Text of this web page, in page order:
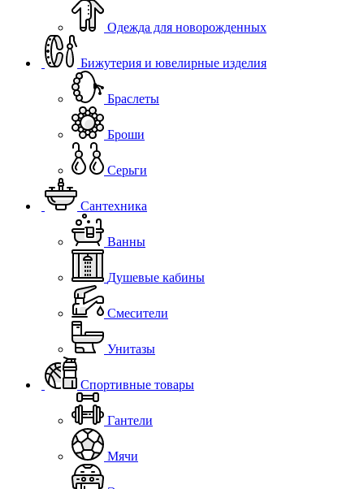
Одежда для новорожденных
Бижутерия и ювелирные изделия
Браслеты
Броши
Серьги
Сантехника
Ванны
Душевые кабины
Смесители
Унитазы
Спортивные товары
Гантели
Мячи